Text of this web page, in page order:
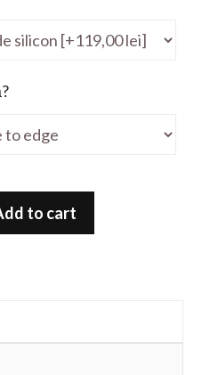
to cart